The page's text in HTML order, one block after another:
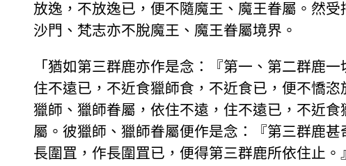
放逸，不放逸已，便不隨魔王、魔王眷屬。然
沙門、梵志亦不脫魔王、魔王眷屬境界。
「猶如第三群鹿亦作是念：『第一、第二群鹿
住不遠已，不近食獵師食，不近食已，便不憍
獵師、獵師眷屬，依住不遠，住不遠已，不近
屬。彼獵師、獵師眷屬便作是念：『第三群鹿
長圍罝，作長圍罝已，便得第三群鹿所依住止